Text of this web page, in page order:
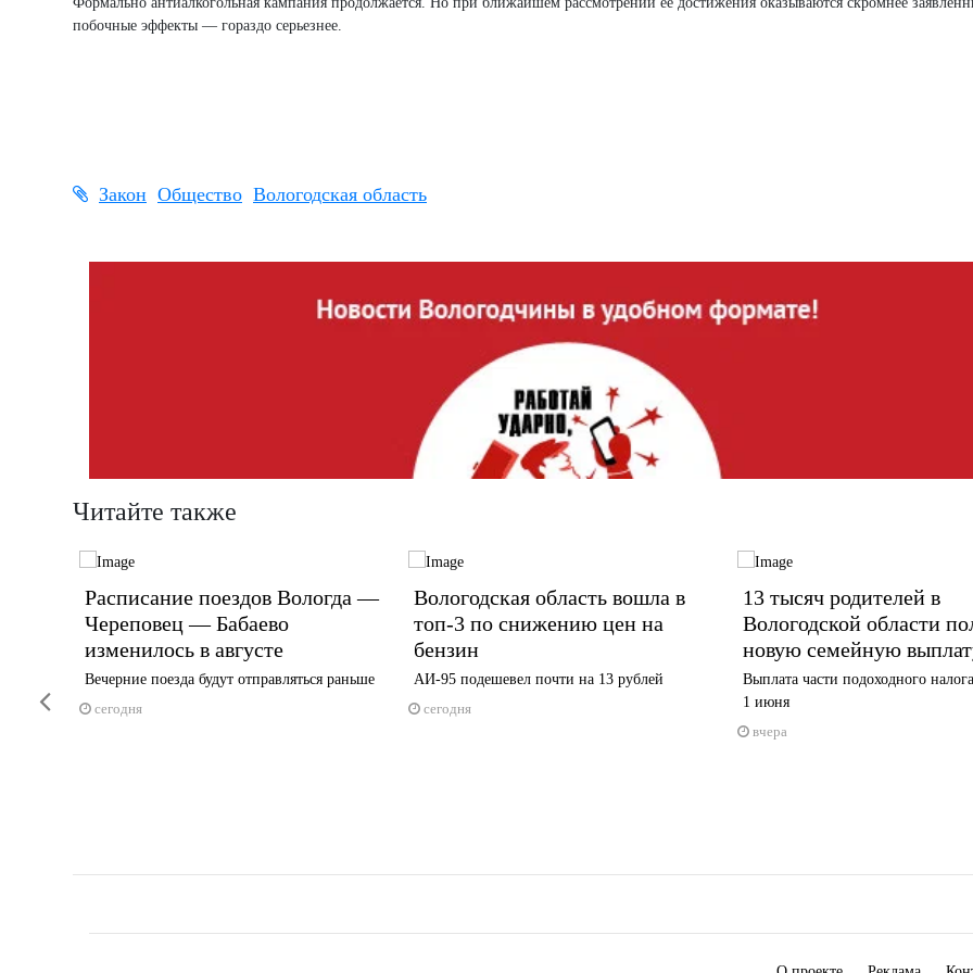
побочные эффекты — гораздо серьезнее.
Закон Общество Вологодская область
Читайте также
Расписание поездов Вологда —
Череповец — Бабаево
изменилось в августе
Вечерние поезда будут отправляться раньше
сегодня
Вологодская область вошла в
топ-3 по снижению цен на
бензин
АИ-95 подешевел почти на 13 рублей
сегодня
13 тысяч родителей в
Вологодской области
новую семейную
Выплата части подоходного
1 июня
вчера